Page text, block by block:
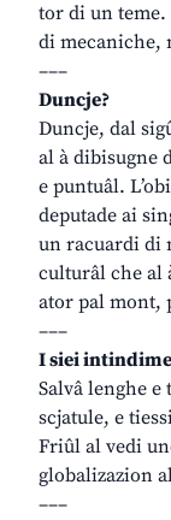
tor di un
di mecaniche,
–––
Duncje?
Duncje, dal
al à dibisugne
e puntuâl.
deputade ai
un racuardi di
culturâl che al
ator pal mont,
–––
I siei
Salvâ lenghe
scjatule, e
Friûl al vedi
globalizazion
–––